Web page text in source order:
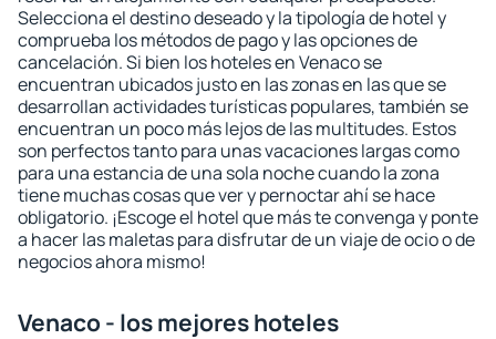
Selecciona el destino deseado y la tipología de hotel y
comprueba los métodos de pago y las opciones de
cancelación. Si bien los hoteles en Venaco se
encuentran ubicados justo en las zonas en las que se
desarrollan actividades turísticas populares, también se
encuentran un poco más lejos de las multitudes. Estos
son perfectos tanto para unas vacaciones largas como
para una estancia de una sola noche cuando la zona
tiene muchas cosas que ver y pernoctar ahí se hace
obligatorio. ¡Escoge el hotel que más te convenga y ponte
a hacer las maletas para disfrutar de un viaje de ocio o de
negocios ahora mismo!
Venaco - los mejores hoteles